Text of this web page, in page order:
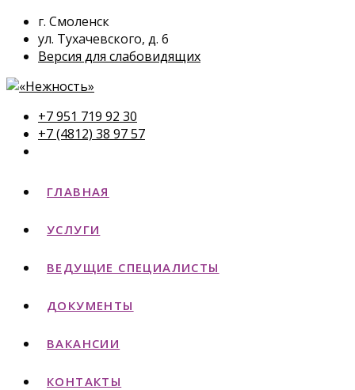
г. Смоленск
ул. Тухачевского, д. 6
Версия для слабовидящих
+7 951 719 92 30
+7 (4812) 38 97 57
ГЛАВНАЯ
УСЛУГИ
ВЕДУЩИЕ СПЕЦИАЛИСТЫ
ДОКУМЕНТЫ
ВАКАНСИИ
КОНТАКТЫ